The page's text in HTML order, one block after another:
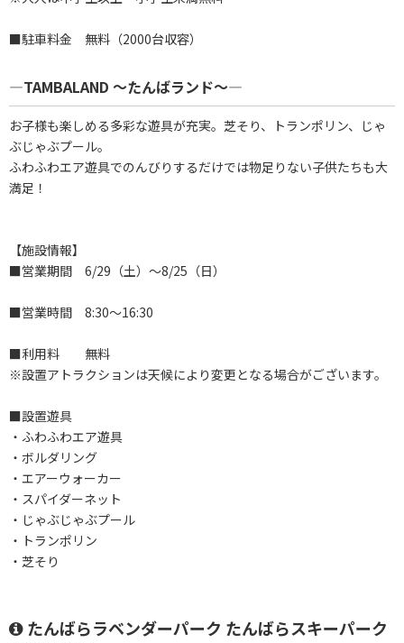
■駐車料金 無料（2000台収容）
―TAMBALAND ～たんばランド～―
お子様も楽しめる多彩な遊具が充実。芝そり、トランポリン、じゃ
ぶじゃぶプール。
ふわふわエア遊具でのんびりするだけでは物足りない子供たちも大
満足！
【施設情報】
■営業期間 6/29（土）～8/25（日）
■営業時間 8:30～16:30
■利用料 無料
※設置アトラクションは天候により変更となる場合がございます。
■設置遊具
・ふわふわエア遊具
・ボルダリング
・エアーウォーカー
・スパイダーネット
・じゃぶじゃぶプール
・トランポリン
・芝そり
たんばらラベンダーパーク たんばらスキーパーク